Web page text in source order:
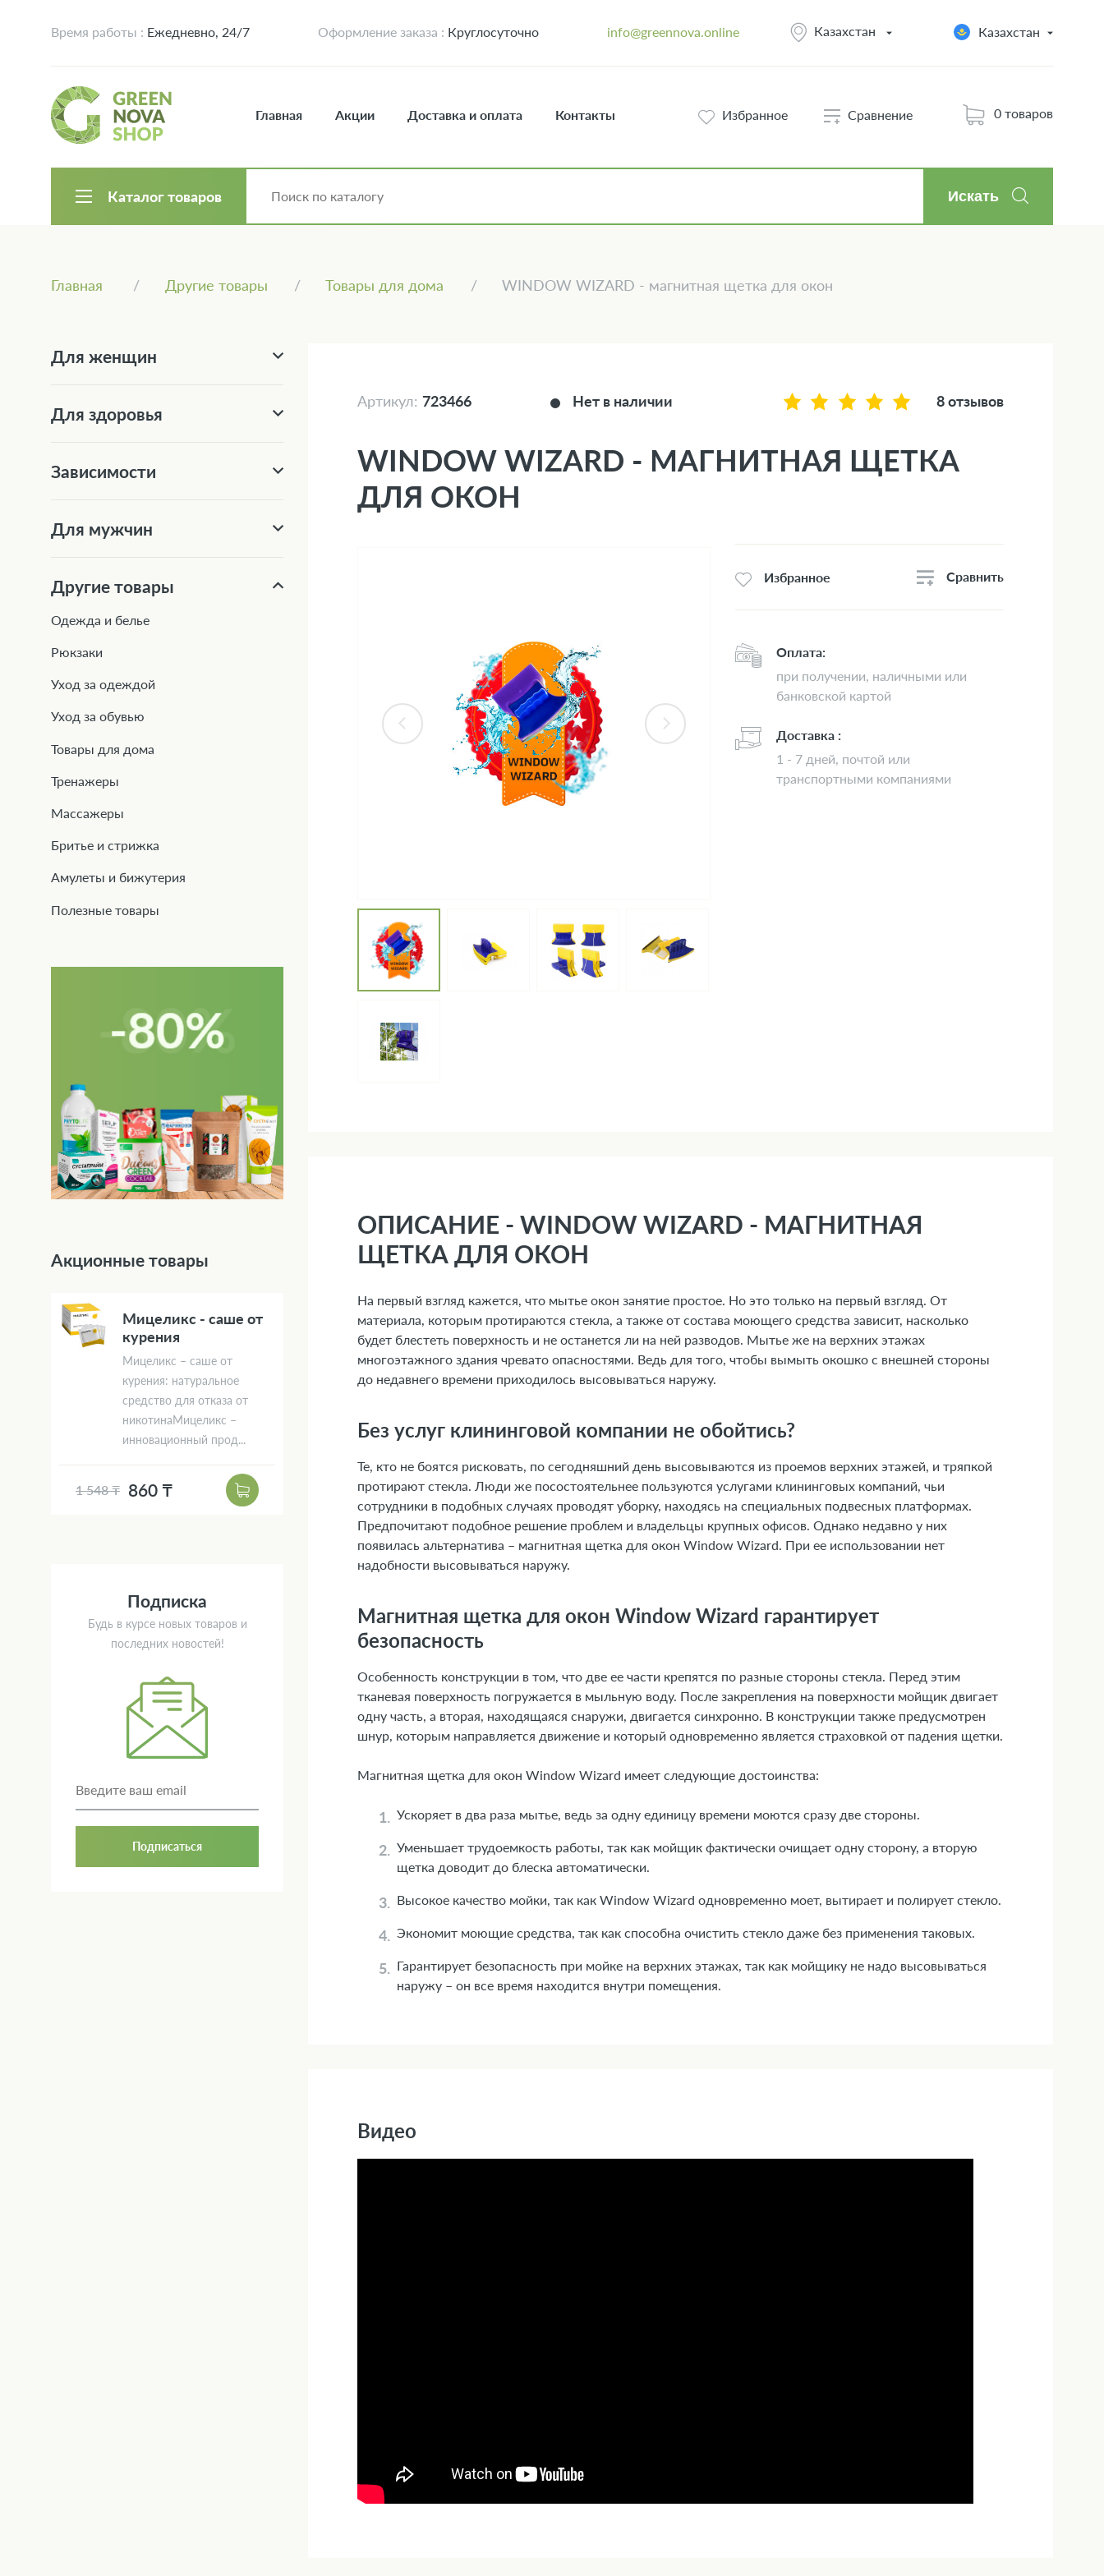
Время работы : Ежедневно, 24/7 Оформление заказа : Круглосуточно info@greennova.online Казахстан Казахстан
Главная Акции Доставка и оплата Контакты Избранное Сравнение 0 товаров
Каталог товаров Искать
Главная Другие товары Товары для дома WINDOW WIZARD - магнитная щетка для окон
Артикул: 723466 Нет в наличии 8 отзывов
WINDOW WIZARD - МАГНИТНАЯ ЩЕТКА
ДЛЯ ОКОН
Избранное Сравнить
Оплата:
при получении, наличными или
банковской картой
Доставка :
1 - 7 дней, почтой или
транспортными компаниями
ОПИСАНИЕ - WINDOW WIZARD - МАГНИТНАЯ
ЩЕТКА ДЛЯ ОКОН
На первый взгляд кажется, что мытье окон занятие простое. Но это только на первый взгляд. От
материала, которым протираются стекла, а также от состава моющего средства зависит, насколько
будет блестеть поверхность и не останется ли на ней разводов. Мытье же на верхних этажах
многоэтажного здания чревато опасностями. Ведь для того, чтобы вымыть окошко с внешней стороны
до недавнего времени приходилось высовываться наружу.
Без услуг клининговой компании не обойтись?
Те, кто не боятся рисковать, по сегодняшний день высовываются из проемов верхних этажей, и тряпкой
протирают стекла. Люди же посостоятельнее пользуются услугами клининговых компаний, чьи
сотрудники в подобных случаях проводят уборку, находясь на специальных подвесных платформах.
Предпочитают подобное решение проблем и владельцы крупных офисов. Однако недавно у них
появилась альтернатива – магнитная щетка для окон Window Wizard. При ее использовании нет
надобности высовываться наружу.
Магнитная щетка для окон Window Wizard гарантирует
безопасность
Особенность конструкции в том, что две ее части крепятся по разные стороны стекла. Перед этим
тканевая поверхность погружается в мыльную воду. После закрепления на поверхности мойщик двигает
одну часть, а вторая, находящаяся снаружи, двигается синхронно. В конструкции также предусмотрен
шнур, которым направляется движение и который одновременно является страховкой от падения щетки.
Магнитная щетка для окон Window Wizard имеет следующие достоинства:
Ускоряет в два раза мытье, ведь за одну единицу времени моются сразу две стороны.
Уменьшает трудоемкость работы, так как мойщик фактически очищает одну сторону, а вторую
щетка доводит до блеска автоматически.
Высокое качество мойки, так как Window Wizard одновременно моет, вытирает и полирует стекло.
Экономит моющие средства, так как способна очистить стекло даже без применения таковых.
Гарантирует безопасность при мойке на верхних этажах, так как мойщику не надо высовываться
наружу – он все время находится внутри помещения.
Видео
Для женщин
Для здоровья
Зависимости
Для мужчин
Другие товары
Одежда и белье
Рюкзаки
Уход за одеждой
Уход за обувью
Товары для дома
Тренажеры
Массажеры
Бритье и стрижка
Амулеты и бижутерия
Полезные товары
Акционные товары
Мицеликс - саше от
курения
Мицеликс – саше от
курения: натуральное
средство для отказа от
никотинаМицеликс –
инновационный прод...
1 548 ₸ 860 ₸
Подписка
Будь в курсе новых товаров и
последних новостей!
Подписаться